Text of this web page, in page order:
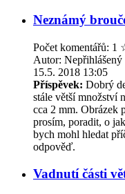
Neznámý
Počet komentářů: 1
Autor: Nepřihlášený
15.5. 2018 13:05
Příspěvek: Dobrý
stále větší množství
cca 2 mm. Obrázek
prosím, poradit, o
bych mohl hledat
odpověď.
Vadnutí části